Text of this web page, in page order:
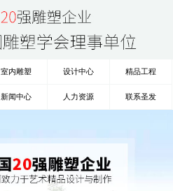
室内雕塑 设计中心 精品工程
新闻中心 人力资源 联系圣发